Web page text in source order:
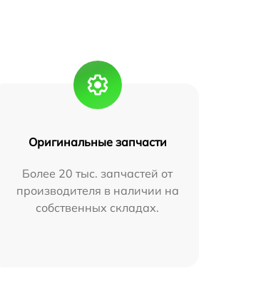
Оригинальные запчасти
Более 20 тыс. запчастей от
производителя в наличии на
собственных складах.